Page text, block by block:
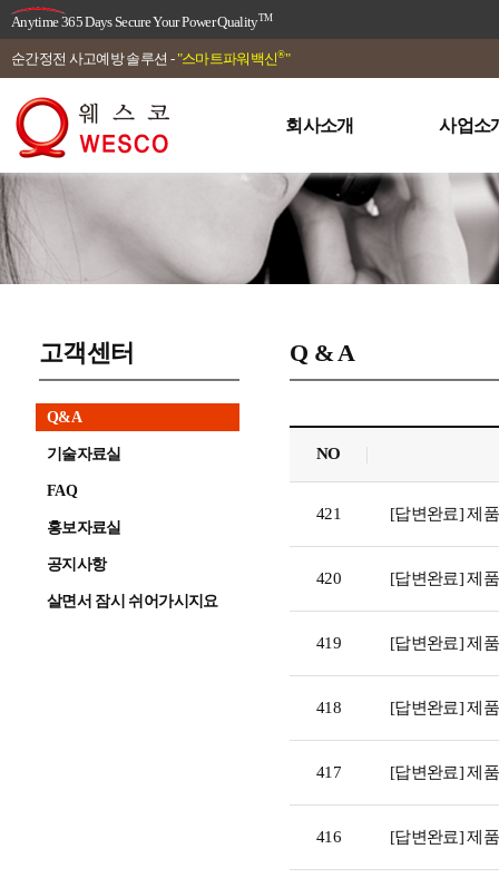
Anytime 365 Days Secure Your Power QualityTM
순간정전 사고예방 솔루션 - "스마트파워백신®"
회사소개 사업소
고객센터
Q&A
기술자료실
FAQ
홍보자료실
공지사항
살면서 잠시 쉬어가시지요
Q & A
NO
421 [답변완료] 제
420 [답변완료] 제
419 [답변완료] 제
418 [답변완료] 제
417 [답변완료] 제
416 [답변완료] 제